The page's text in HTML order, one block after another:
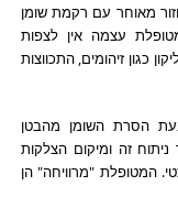
מאוחר עם רקמת שומן
עצמה אין לצפות
כגון זיהומים, התכווצות
הסרת השומן מהבטן
זה ומיקום הצלקות
המטופלת "מרוויחה" הן